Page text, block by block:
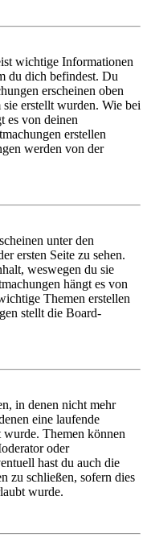
wichtige Informationen
du dich befindest. Du
erscheinen oben
erstellt wurden. Wie bei
es von deinen
erstellen
werden von der
unter den
ersten Seite zu sehen.
weswegen du sie
hängt es von
Themen erstellen
stellt die Board-
in denen nicht mehr
eine laufende
Themen können
oder
hast du auch die
zu schließen, sofern dies
wurde.